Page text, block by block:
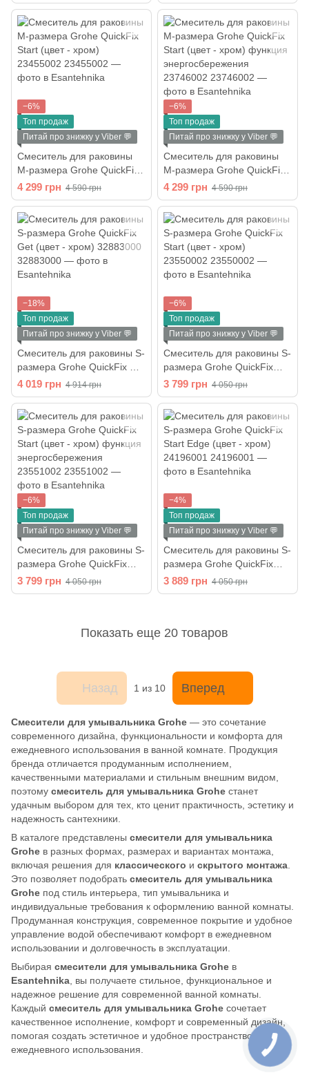
−6%
Топ продаж
Питай про знижку у Viber 💬
Смеситель для раковины
M-размера Grohe QuickFix
Start (цвет - хром)
23455002
4 299 грн 4 590 грн
−6%
Топ продаж
Питай про знижку у Viber 💬
Смеситель для раковины
M-размера Grohe QuickFix
Start (цвет - хром) функция
энергосбережения
23746002
4 299 грн 4 590 грн
−18%
Топ продаж
Питай про знижку у Viber 💬
Смеситель для раковины S-
размера Grohe QuickFix Get
(цвет - хром) 32883000
4 019 грн 4 914 грн
−6%
Топ продаж
Питай про знижку у Viber 💬
Смеситель для раковины S-
размера Grohe QuickFix
Start (цвет - хром)
23550002
3 799 грн 4 050 грн
−6%
Топ продаж
Питай про знижку у Viber 💬
Смеситель для раковины S-
размера Grohe QuickFix
Start (цвет - хром) функция
энергосбережения
3 799 грн 4 050 грн
−4%
Топ продаж
Питай про знижку у Viber 💬
Смеситель для раковины S-
размера Grohe QuickFix
Start Edge (цвет - хром)
24196001
3 889 грн 4 050 грн
Показать еще 20 товаров
Назад 1 из 10 Вперед
Смесители для умывальника Grohe — это сочетание
современного дизайна, функциональности и комфорта для
ежедневного использования в ванной комнате. Продукция
бренда отличается продуманным исполнением,
качественными материалами и стильным внешним видом,
поэтому смеситель для умывальника Grohe станет
удачным выбором для тех, кто ценит практичность, эстетику и
надежность сантехники.
В каталоге представлены смесители для умывальника
Grohe в разных формах, размерах и вариантах монтажа,
включая решения для классического и скрытого монтажа
Это позволяет подобрать смеситель для умывальника
Grohe под стиль интерьера, тип умывальника и
индивидуальные требования к оформлению ванной комнаты.
Продуманная конструкция, современное покрытие и удобное
управление водой обеспечивают комфорт в ежедневном
использовании и долговечность в эксплуатации.
Выбирая смесители для умывальника Grohe в
Esantehnika , вы получаете стильное, функциональное и
надежное решение для современной ванной комнаты.
Каждый смеситель для умывальника Grohe сочетает
качественное исполнение, комфорт и современный дизайн,
помогая создать эстетичное и удобное пространство для
ежедневного использования.